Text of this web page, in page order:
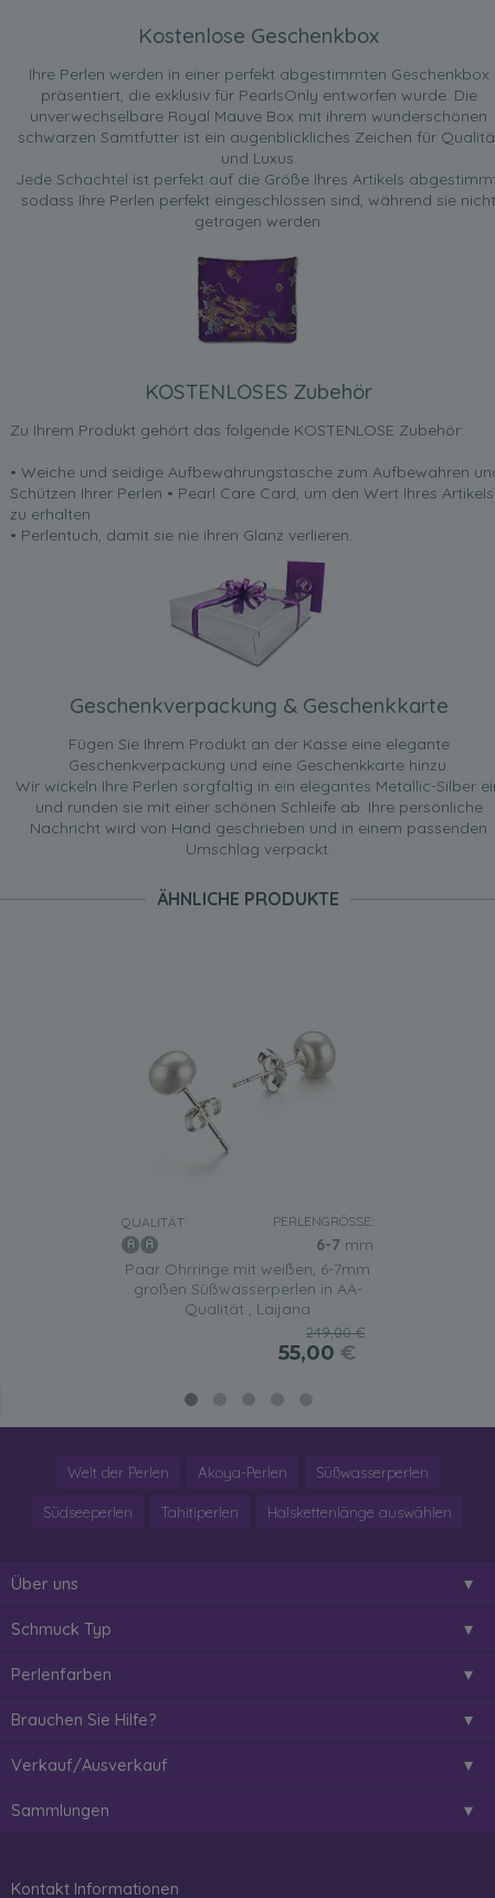
Kostenlose Geschenkbox
Ihre Perlen werden in einer perfekt abgestimmten Geschenkbox
präsentiert, die exklusiv für PearlsOnly entworfen wurde. Die
unverwechselbare Royal Mauve Box mit ihrem wunderschönen
schwarzen Samtfutter ist ein augenblickliches Zeichen für
und Luxus.
Jede Schachtel ist perfekt auf die Größe Ihres Artikels
sodass Ihre Perlen perfekt eingeschlossen sind, während sie nicht
getragen werden.
KOSTENLOSES Zubehör
Zu Ihrem Produkt gehört das folgende KOSTENLOSE Zubehör:
• Weiche und seidige Aufbewahrungstasche zum Aufbewahren
Schützen Ihrer Perlen • Pearl Care Card, um den Wert Ihres Artikels
zu erhalten
• Perlentuch, damit sie nie ihren Glanz verlieren.
Geschenkverpackung & Geschenkkarte
Fügen Sie Ihrem Produkt an der Kasse eine elegante
Geschenkverpackung und eine Geschenkkarte hinzu.
Wir wickeln Ihre Perlen sorgfältig in ein elegantes Metallic-Silber
und runden sie mit einer schönen Schleife ab. Ihre persönliche
Nachricht wird von Hand geschrieben und in einem passenden
Umschlag verpackt.
ÄHNLICHE PRODUKTE
QUALITÄT: PERLENGRÖSSE:
6-7 mm
Paar Ohrringe mit weißen, 6-7mm
großen Süßwasserperlen in AA-
Qualität , Laijana
249,00 €
55,00 €
Welt der Perlen Akoya-Perlen Süßwasserperlen
Südseeperlen Tahitiperlen Halskettenlänge auswählen
Über uns
Schmuck Typ
Perlenfarben
Brauchen Sie Hilfe?
Verkauf/Ausverkauf
Sammlungen
Kontakt Informationen